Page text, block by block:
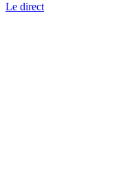
Le direct